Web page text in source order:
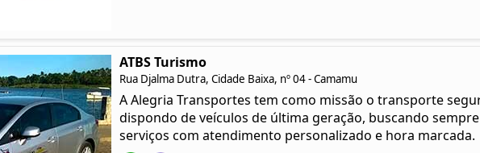
ATBS Turismo
Rua Djalma Dutra, Cidade Baixa, nº 04 - Camamu
A Alegria Transportes tem como missão o transporte
dispondo de veículos de última geração, buscando
serviços com atendimento personalizado e hora marcada.